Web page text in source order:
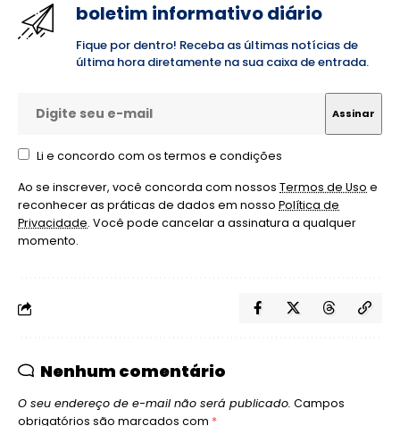
boletim informativo diário
Fique por dentro! Receba as últimas notícias de
última hora diretamente na sua caixa de entrada.
Li e concordo com os termos e condições
Ao se inscrever, você concorda com nossos Termos de Uso e
reconhecer as práticas de dados em nosso Política de
Privacidade. Você pode cancelar a assinatura a qualquer
momento.
Nenhum comentário
O seu endereço de e-mail não será publicado. Campos
obrigatórios são marcados com *